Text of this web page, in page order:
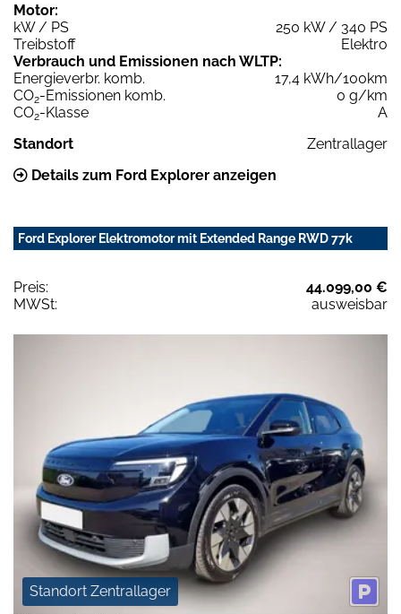
Motor:
kW / PS
250 kW / 340 PS
Treibstoff
Elektro
Verbrauch und Emissionen nach WLTP:
Energieverbr. komb.
17,4 kWh/100km
CO2-Emissionen komb.
0 g/km
CO2-Klasse
A
Standort
Zentrallager
Details zum Ford Explorer anzeigen
Ford Explorer Elektromotor mit Extended Range RWD 77k
Preis:
44.099,00 €
MWSt:
ausweisbar
Standort Zentrallager